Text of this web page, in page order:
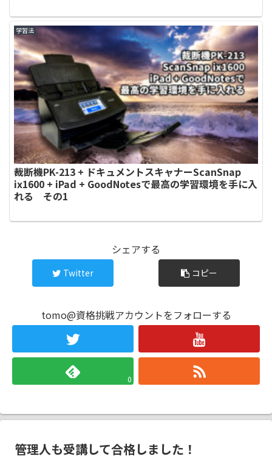
学習法
裁断機PK-213 + ドキュメントスキャナーScanSnap
ix1600 + iPad + GoodNotesで最高の学習環境を手に入
れる その1
シェアする
Twitter コピー
tomo@資格挑戦アカウントをフォローする
0
管理人も受講して合格しました！